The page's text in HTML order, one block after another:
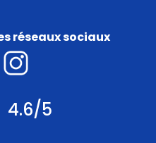
réseaux sociaux
4.6/5